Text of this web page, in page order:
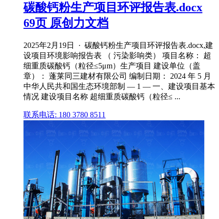
碳酸钙粉生产项目环评报告表.docx
69页 原创力文档
2025年2月19日 · 碳酸钙粉生产项目环评报告表.docx,建
设项目环境影响报告表 （ 污染影响类） 项目名称： 超
细重质碳酸钙（粒径≤5μm）生产项目 建设单位（盖
章）： 蓬莱同三建材有限公司 编制日期： 2024 年 5 月
中华人民共和国生态环境部制 — 1 — 一、建设项目基本
情况 建设项目名称 超细重质碳酸钙（粒径≤ ...
联系电话: 180 3780 8511